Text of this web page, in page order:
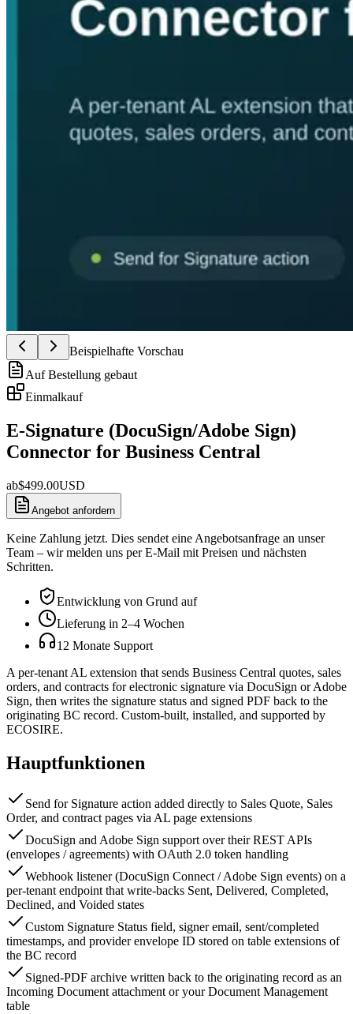
Beispielhafte Vorschau
Auf Bestellung gebaut
Einmalkauf
E-Signature (DocuSign/Adobe Sign)
Connector for Business Central
ab$499.00USD
Angebot anfordern
Keine Zahlung jetzt. Dies sendet eine Angebotsanfrage an unser
Team – wir melden uns per E-Mail mit Preisen und nächsten
Schritten.
Entwicklung von Grund auf
Lieferung in 2–4 Wochen
12 Monate Support
A per-tenant AL extension that sends Business Central quotes, sales
orders, and contracts for electronic signature via DocuSign or Adobe
Sign, then writes the signature status and signed PDF back to the
originating BC record. Custom-built, installed, and supported by
ECOSIRE.
Hauptfunktionen
Send for Signature action added directly to Sales Quote, Sales
Order, and contract pages via AL page extensions
DocuSign and Adobe Sign support over their REST APIs
(envelopes / agreements) with OAuth 2.0 token handling
Webhook listener (DocuSign Connect / Adobe Sign events) on a
per-tenant endpoint that write-backs Sent, Delivered, Completed,
Declined, and Voided states
Custom Signature Status field, signer email, sent/completed
timestamps, and provider envelope ID stored on table extensions of
the BC record
Signed-PDF archive written back to the originating record as an
Incoming Document attachment or your Document Management
table